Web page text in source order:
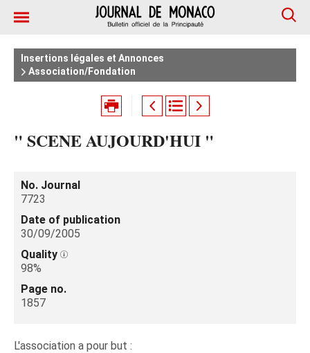
Insertions légales et Annonces
Association/Fondation
" SCENE AUJOURD'HUI "
No. Journal
7723
Date of publication
30/09/2005
Quality
98%
Page no.
1857
L'association a pour but :